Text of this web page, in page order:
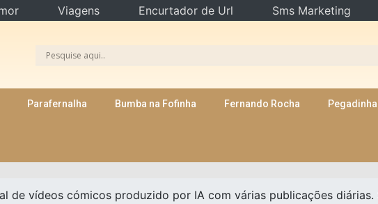
Parafernalha Bumba na Fofinha Fernando Rocha
de vídeos cómicos produzido por IA com várias publicações diárias.
Viagens Encurtador de Url Sms Marketing